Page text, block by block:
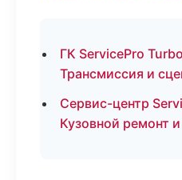
ГК ServicePro
Трансмиссия и
Сервис-центр
Кузовной ремонт